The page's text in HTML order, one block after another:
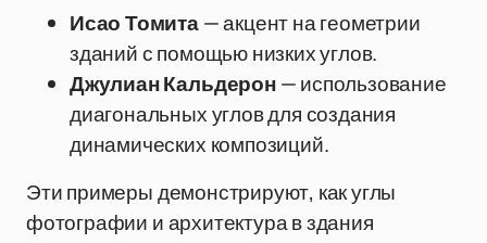
Исао Томита— акцент на геометрии
зданий с помощью низких углов.
Джулиан Кальдерон— использование
диагональных углов для создания
динамических композиций.
Эти примеры демонстрируют, как углы
фотографии и архитектура в здания